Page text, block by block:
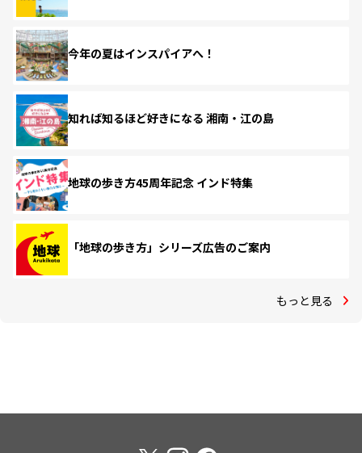
今年の夏はインスパイアへ！
知れば知るほど好きになる 湘南・江の島
地球の歩き方45周年記念 インド特集
「地球の歩き方」シリーズ広告のご案内
もっと見る